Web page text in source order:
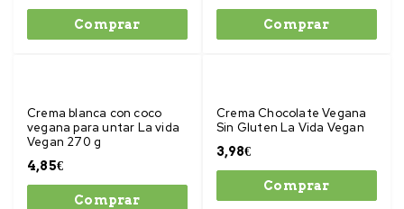
Comprar Comprar
Crema blanca con coco
vegana para untar La vida
Vegan 270 g
4,85€
Comprar
Crema Chocolate Vegana
Sin Gluten La Vida Vegan
3,98€
Comprar